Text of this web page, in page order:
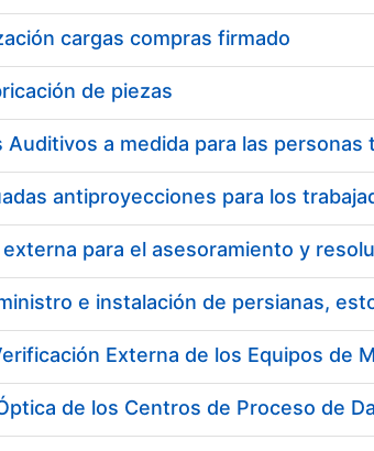
cargas compras firmado
de piezas
e instalación de persianas,